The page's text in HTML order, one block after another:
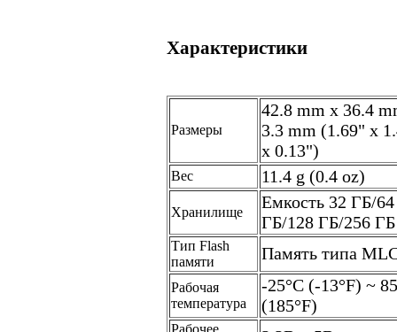
Характеристики
Размеры
42.8 mm x 36.4
3.3 mm (1.69" x
x 0.13")
Вес 11.4 g (0.4 oz)
Хранилище
Емкость 32 ГБ/64
ГБ/128 ГБ/256 ГБ
Тип Flash
памяти
Память типа
Рабочая
температура
-25°C (-13°F) ~
(185°F)